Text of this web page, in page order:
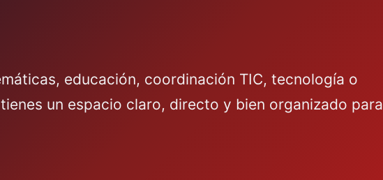
educación, coordinación TIC, tecnología o
un espacio claro, directo y bien organizado para